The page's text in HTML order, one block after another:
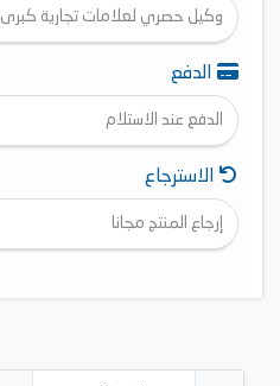
وكيل حصري لعلامات تجارية كبرى
الدفع
الدفع عند الاستلام
الاسترجاع
إرجاع المنتج مجانا